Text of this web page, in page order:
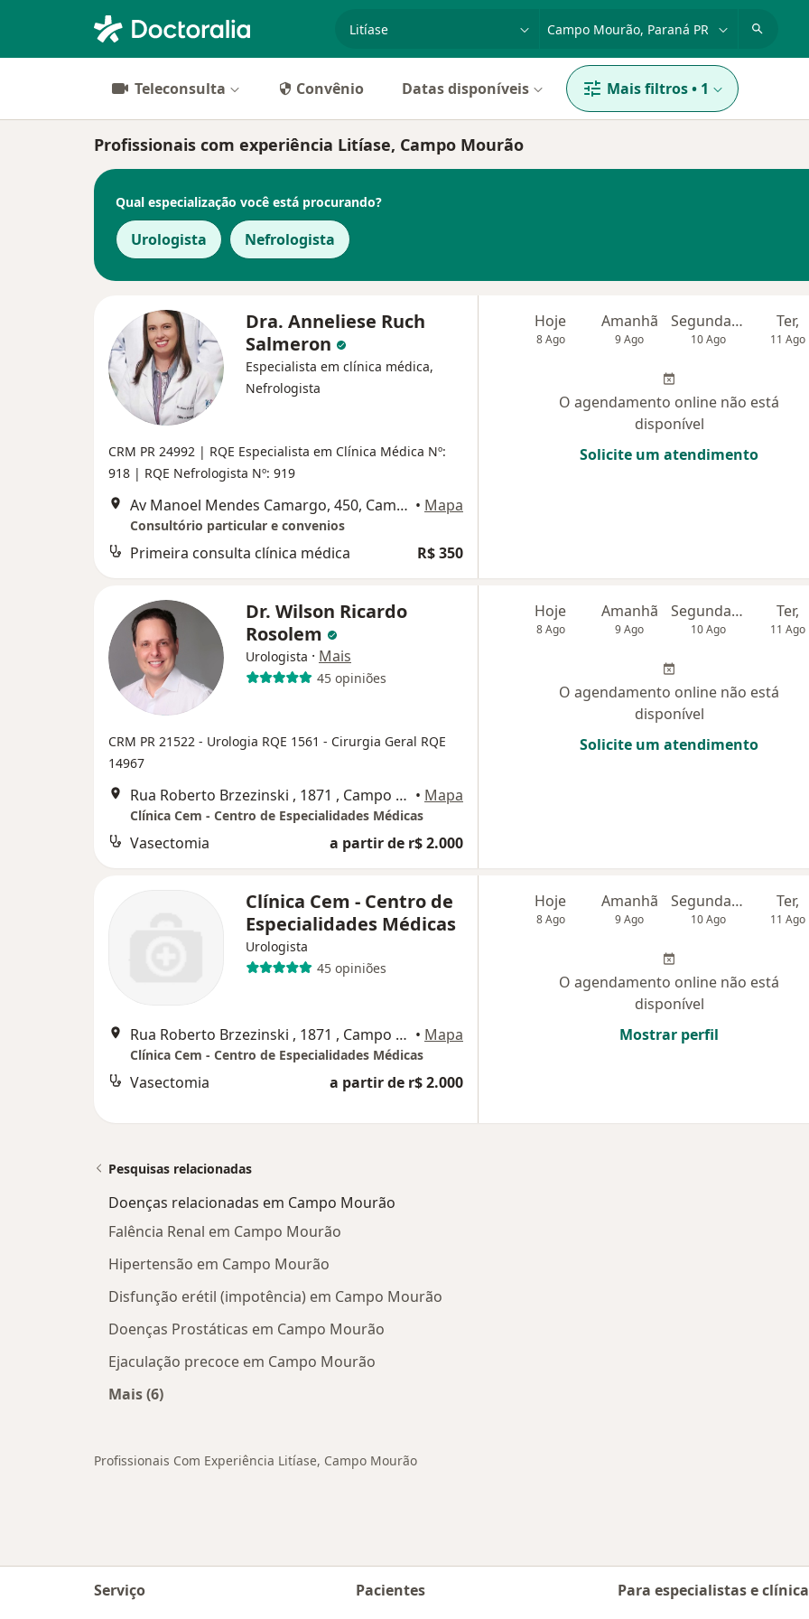
especialidade, doença ou nome
Teleconsulta Convênio Datas disponíveis Mais filtros• 1
Profissionais com experiência Litíase, Campo Mourão
Qual especialização você está procurando?
Urologista Nefrologista
Dra. Anneliese Ruch
Salmeron
Especialista em clínica médica,
Nefrologista
CRM PR 24992 | RQE Especialista em Clínica Médica Nº:
918 | RQE Nefrologista Nº: 919
Av Manoel Mendes Camargo, 450, Campo Mourão • Mapa
Consultório particular e convenios
Primeira consulta clínica médica R$ 350
Hoje
8 Ago
Amanhã
9 Ago
Segunda-feira
10 Ago
Ter,
11 Ago
O agendamento online não está
disponível
Solicite um atendimento
Dr. Wilson Ricardo
Rosolem
Urologista · Mais
45 opiniões
CRM PR 21522 - Urologia RQE 1561 - Cirurgia Geral RQE
14967
Rua Roberto Brzezinski , 1871 , Campo Mourão • Mapa
Clínica Cem - Centro de Especialidades Médicas
Vasectomia a partir de r$ 2.000
Hoje
8 Ago
Amanhã
9 Ago
Segunda-feira
10 Ago
Ter,
11 Ago
O agendamento online não está
disponível
Solicite um atendimento
Clínica Cem - Centro de
Especialidades Médicas
Urologista
45 opiniões
Rua Roberto Brzezinski , 1871 , Campo Mourão • Mapa
Clínica Cem - Centro de Especialidades Médicas
Vasectomia a partir de r$ 2.000
Hoje
8 Ago
Amanhã
9 Ago
Segunda-feira
10 Ago
Ter,
11 Ago
O agendamento online não está
disponível
Mostrar perfil
Pesquisas relacionadas
Doenças relacionadas em Campo Mourão
Falência Renal em Campo Mourão
Hipertensão em Campo Mourão
Disfunção erétil (impotência) em Campo Mourão
Doenças Prostáticas em Campo Mourão
Ejaculação precoce em Campo Mourão
Mais (6)
Profissionais Com Experiência Litíase, Campo Mourão
Serviço
Pacientes
Para especialistas e